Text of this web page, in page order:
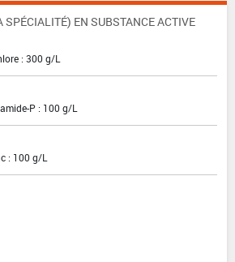
EN SUBSTANCE ACTIVE
: 300 g/L
P : 100 g/L
: 100 g/L